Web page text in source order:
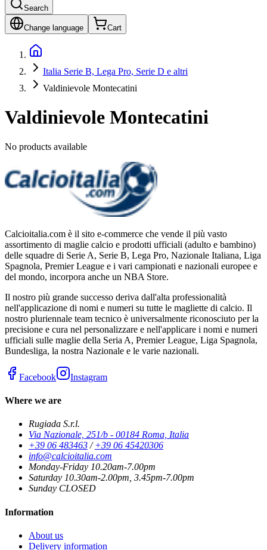
Search
Change language Cart
Italia Serie B, Lega Pro, Serie D e altri
Valdinievole Montecatini
Valdinievole Montecatini
No products available
Calcioitalia.com è il sito e-commerce che vende il più vasto
assortimento di maglie calcio e prodotti ufficiali (adulto e bambino)
delle squadre di Serie A, Serie B, Lega Pro, Nazionale Italiana, Liga
Spagnola, Premier League e i vari campionati e nazionali europee e
del mondo, incorpora anche un NBA Store.
Il nostro più grande successo deriva dall'alta professionalità
nell'applicazione di nomi e numeri su tutte le magliette di calcio. Il
nostro pluriennale team tecnico è universalmente riconosciuto per la
precisione e cura nel personalizzare e nell'applicare i nomi e numeri
ufficiali sulle maglie della Seria A, Premier League, Liga Spagnola,
Bundesliga, la nostra Nazionale e le varie nazionali.
Facebook Instagram
Where we are
Rugiada S.r.l.
Via Nazionale, 251/b - 00184 Roma, Italia
+39 06 483463/+39 06 45420306
info@calcioitalia.com
Monday-Friday 10.20am-7.00pm
Saturday 10.30am-2.00pm, 3.45pm-7.00pm
Sunday CLOSED
Information
About us
Delivery information